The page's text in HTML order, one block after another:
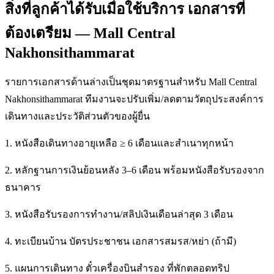
สิ่งที่ลูกค้าได้รับเมื่อใช้บริการ เอกสารที่
ต้องเตรียม — Mall Central
Nakhonsithammarat
รายการเอกสารด้านล่างเป็นชุดมาตรฐานสำหรับ Mall Central
Nakhonsithammarat ทีมงานจะปรับเพิ่ม/ลดตามวัตถุประสงค์การ
เดินทางและประวัติส่วนตัวของผู้ยื่น
1. หนังสือเดินทางอายุเหลือ ≥ 6 เดือนและสำเนาทุกหน้า
2. หลักฐานการเงินย้อนหลัง 3–6 เดือน พร้อมหนังสือรับรองจาก
ธนาคาร
3. หนังสือรับรองการทำงาน/สลิปเงินเดือนล่าสุด 3 เดือน
4. ทะเบียนบ้าน บัตรประชาชน เอกสารสมรส/หย่า (ถ้ามี)
5. แผนการเดินทาง ตั๋วเครื่องบินสำรอง ที่พักตลอดทริป